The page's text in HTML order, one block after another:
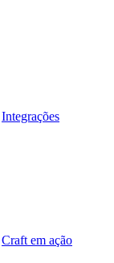
Integrações
Craft em ação